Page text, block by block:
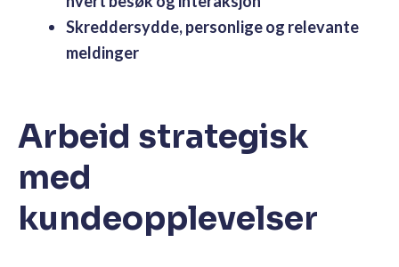
Skreddersydde, personlige og relevante
meldinger
Arbeid strategisk
med
kundeopplevelser